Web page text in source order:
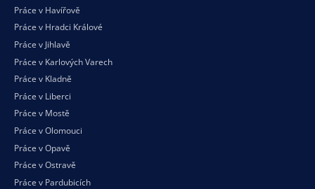
Práce v Havířově
Práce v Hradci Králové
Práce v Jihlavě
Práce v Karlových Varech
Práce v Kladně
Práce v Liberci
Práce v Mostě
Práce v Olomouci
Práce v Opavě
Práce v Ostravě
Práce v Pardubicích